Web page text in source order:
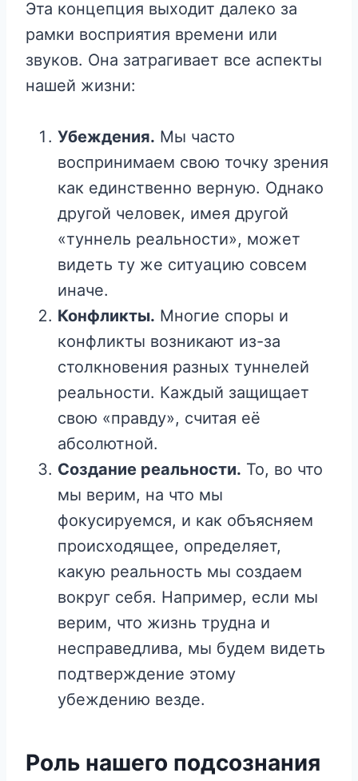
Эта концепция выходит далеко за
рамки восприятия времени или
звуков. Она затрагивает все аспекты
нашей жизни:
Убеждения. Мы часто
воспринимаем свою точку зрения
как единственно верную. Однако
другой человек, имея другой
«туннель реальности», может
видеть ту же ситуацию совсем
иначе.
Конфликты. Многие споры и
конфликты возникают из-за
столкновения разных туннелей
реальности. Каждый защищает
свою «правду», считая её
абсолютной.
Создание реальности. То, во что
мы верим, на что мы
фокусируемся, и как объясняем
происходящее, определяет,
какую реальность мы создаем
вокруг себя. Например, если мы
верим, что жизнь трудна и
несправедлива, мы будем видеть
подтверждение этому
убеждению везде.
Роль нашего подсознания